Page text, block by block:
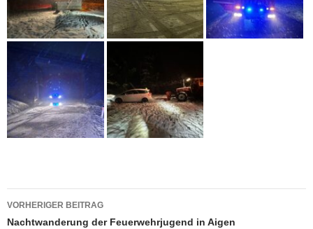
Beitragsnavigation
VORHERIGER BEITRAG
Nachtwanderung der Feuerwehrjugend in Aigen